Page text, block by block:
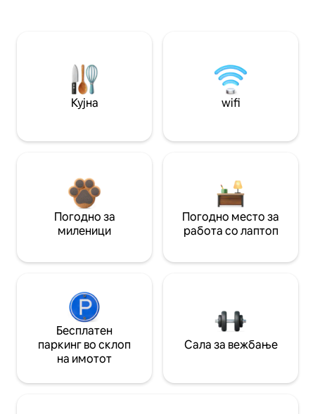
Кујна wifi
Погодно за
миленици
Погодно место за
работа со лаптоп
Бесплатен
паркинг во склоп
на имотот
Сала за вежбање